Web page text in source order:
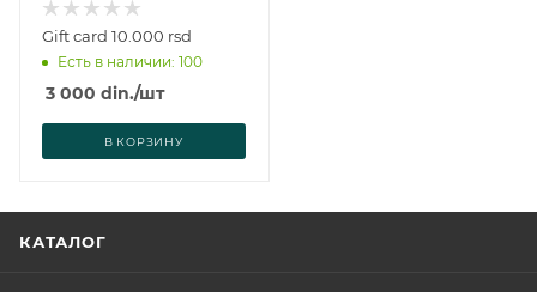
Gift card 10.000 rsd
Есть в наличии: 100
3 000 din./шт
В КОРЗИНУ
КАТАЛОГ